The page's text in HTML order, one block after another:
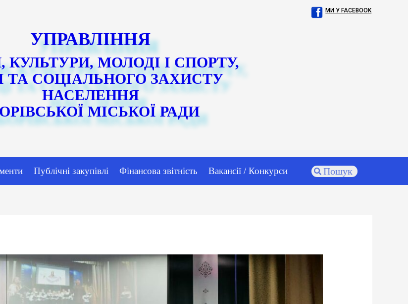
УПРАВЛІННЯ
КУЛЬТУРИ, МОЛОДІ І СПОРТУ,
ТА СОЦІАЛЬНОГО ЗАХИСТУ
НАСЕЛЕННЯ
МІСЬКОЇ РАДИ
МИ У FACEBOOK
Публічні закупівлі Фінансова звітність Вакансії / Конкурси